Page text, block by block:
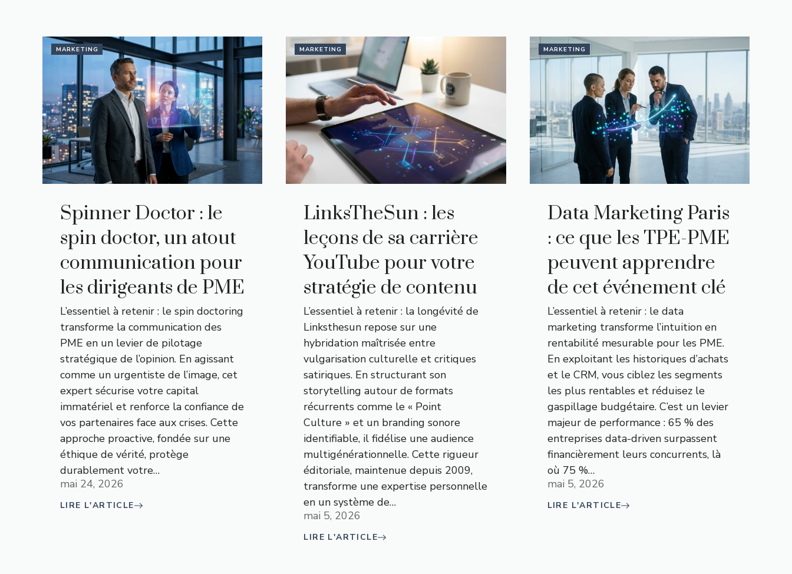
MARKETING
Spinner Doctor : le
spin doctor, un atout
communication pour
les dirigeants de PME
L’essentiel à retenir : le spin doctoring
transforme la communication des
PME en un levier de pilotage
stratégique de l’opinion. En agissant
comme un urgentiste de l’image, cet
expert sécurise votre capital
immatériel et renforce la confiance de
vos partenaires face aux crises. Cette
approche proactive, fondée sur une
éthique de vérité, protège
durablement votre…
mai 24, 2026
LIRE L'ARTICLE
MARKETING
LinksTheSun : les
leçons de sa carrière
YouTube pour votre
stratégie de contenu
L’essentiel à retenir : la longévité de
Linksthesun repose sur une
hybridation maîtrisée entre
vulgarisation culturelle et critiques
satiriques. En structurant son
storytelling autour de formats
récurrents comme le « Point
Culture » et un branding sonore
identifiable, il fidélise une audience
multigénérationnelle. Cette rigueur
éditoriale, maintenue depuis 2009,
transforme une expertise personnelle
en un système de…
mai 5, 2026
LIRE L'ARTICLE
MARKETING
Data Marketing Paris
: ce que les TPE-PME
peuvent apprendre
de cet événement clé
L’essentiel à retenir : le data
marketing transforme l’intuition en
rentabilité mesurable pour les PME.
En exploitant les historiques d’achats
et le CRM, vous ciblez les segments
les plus rentables et réduisez le
gaspillage budgétaire. C’est un levier
majeur de performance : 65 % des
entreprises data-driven surpassent
financièrement leurs concurrents, là
où 75 %…
mai 5, 2026
LIRE L'ARTICLE